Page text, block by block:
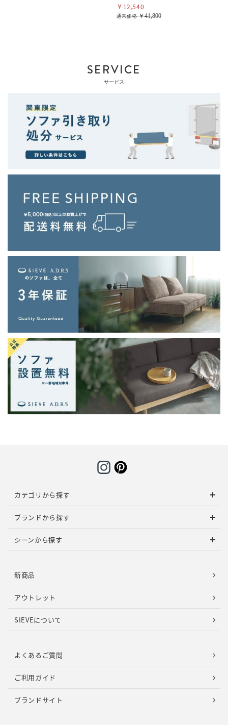
￥12,540
通常価格￥41,800
SERVICE
サービス
カテゴリから探す
ブランドから探す
シーンから探す
新商品
アウトレット
SIEVEについて
よくあるご質問
ご利用ガイド
ブランドサイト